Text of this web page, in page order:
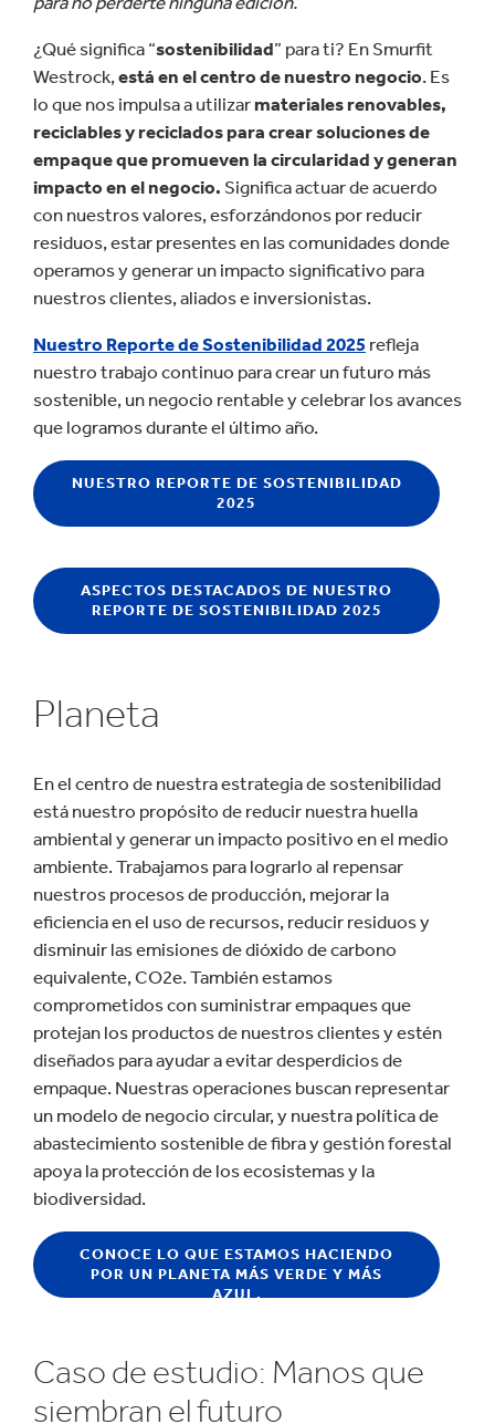
¿Qué significa “sostenibilidad” para ti? En Smurfit
Westrock,está en el centro de nuestro negocio. Es
lo que nos impulsa a utilizar materiales renovables,
reciclables y reciclados para crear soluciones de
empaque que promueven la circularidad y generan
impacto en el negocio. Significa actuar de acuerdo
con nuestros valores, esforzándonos por reducir
residuos, estar presentes en las comunidades donde
operamos y generar un impacto significativo para
nuestros clientes, aliados e inversionistas.
Nuestro Reporte de Sostenibilidad 2025 refleja
nuestro trabajo continuo para crear un futuro más
sostenible, un negocio rentable y celebrar los avances
que logramos durante el último año.
NUESTRO REPORTE DE SOSTENIBILIDAD
2025
ASPECTOS DESTACADOS DE NUESTRO
REPORTE DE SOSTENIBILIDAD 2025
Planeta
En el centro de nuestra estrategia de sostenibilidad
está nuestro propósito de reducir nuestra huella
ambiental y generar un impacto positivo en el medio
ambiente. Trabajamos para lograrlo al repensar
nuestros procesos de producción, mejorar la
eficiencia en el uso de recursos, reducir residuos y
disminuir las emisiones de dióxido de carbono
equivalente, CO2e. También estamos
comprometidos con suministrar empaques que
protejan los productos de nuestros clientes y estén
diseñados para ayudar a evitar desperdicios de
empaque. Nuestras operaciones buscan representar
un modelo de negocio circular, y nuestra política de
abastecimiento sostenible de fibra y gestión forestal
apoya la protección de los ecosistemas y la
biodiversidad.
CONOCE LO QUE ESTAMOS HACIENDO
POR UN PLANETA MÁS VERDE Y MÁS
AZUL.
Caso de estudio: Manos que
siembran el futuro